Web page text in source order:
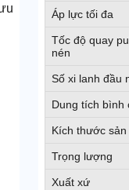
Áp lực tối đa
Tốc độ quay
nén
Số xi lanh đầu
Dung tích bình
Kích thước sản
Trọng lượng
Xuất xứ